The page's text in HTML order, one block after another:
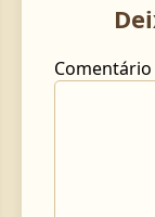
Comentário